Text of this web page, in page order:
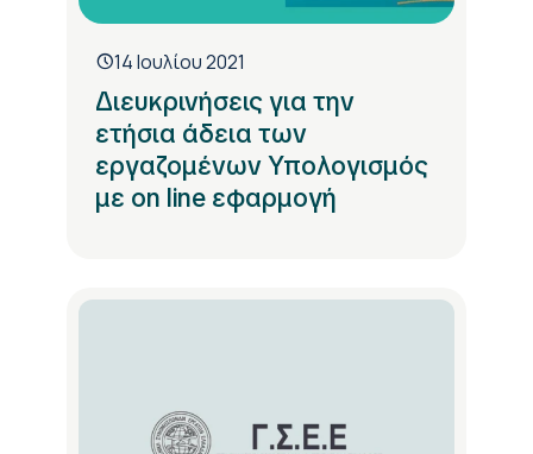
14 Ιουλίου 2021
Διευκρινήσεις για την
ετήσια άδεια των
εργαζομένων Υπολογισμός
με on line εφαρμογή